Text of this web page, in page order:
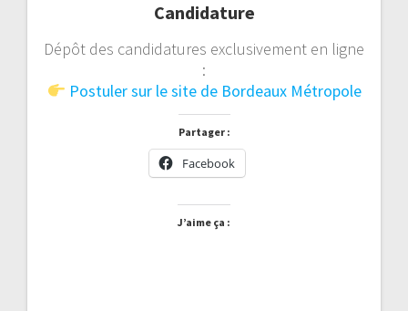
Candidature
Dépôt des candidatures exclusivement en ligne
:
Postuler sur le site de Bordeaux Métropole
Partager :
Facebook
J’aime ça :